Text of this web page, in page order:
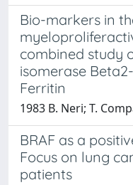
Bio-markers in
combined study
isomerase
Ferritin
1983 B. Neri; T.
BRAF as a
Focus on lung
patients